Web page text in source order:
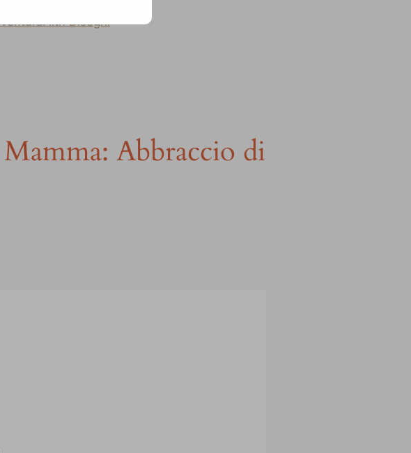
Altri Disegni
Abbraccio di